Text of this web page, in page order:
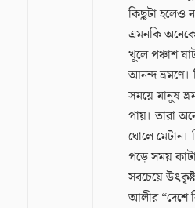
কিছুটা হলেও
এমনকি
খুলে পঞ্চাশ
আনন্দ ভ্রমণে।
সময়ে মানুষ
পায়। তারা
ঘোলে মেটান।
পড়ে সময়
সবচেয়ে
আলীর “দেশে